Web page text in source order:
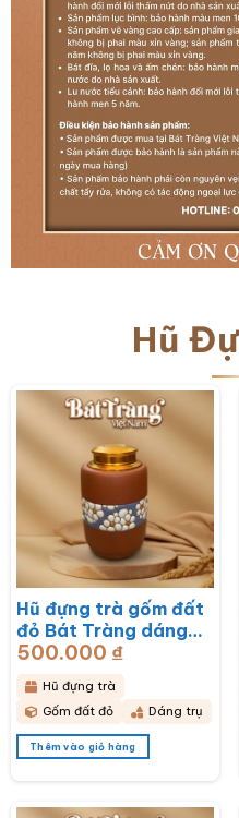
Hũ
Hũ đựng trà gốm đất
đỏ Bát Tràng dáng
trụ hoạ tiết hoa mai
trắng BT-HĐT13
500.000 ₫
Hũ đựng trà
Gốm đất đỏ
Dáng trụ
Thêm vào giỏ hàng